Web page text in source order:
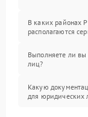
В каких районах
располагаются
Выполняете ли
лиц?
Какую
для юридических